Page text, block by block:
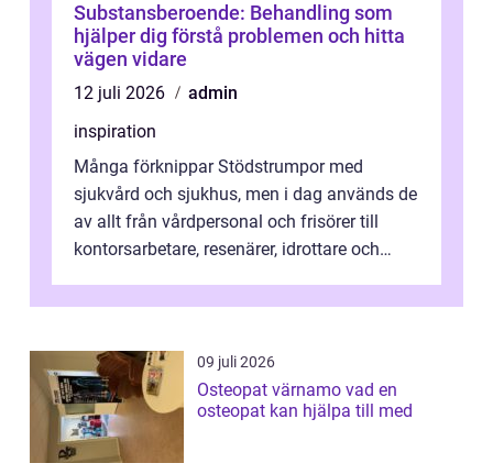
Substansberoende: Behandling som
hjälper dig förstå problemen och hitta
vägen vidare
12 juli 2026
admin
inspiration
Många förknippar Stödstrumpor med
sjukvård och sjukhus, men i dag används de
av allt från vårdpersonal och frisörer till
kontorsarbetare, resenärer, idrottare och
09 juli 2026
Osteopat värnamo vad en
osteopat kan hjälpa till med